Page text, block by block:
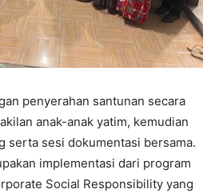
penyerahan santunan secara
anak-anak yatim, kemudian
serta sesi dokumentasi bersama.
implementasi dari program
Social Responsibility yang